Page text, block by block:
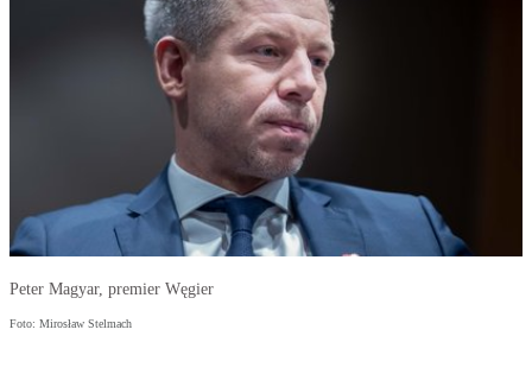
Peter Magyar, premier Węgier
Foto: Mirosław Stelmach